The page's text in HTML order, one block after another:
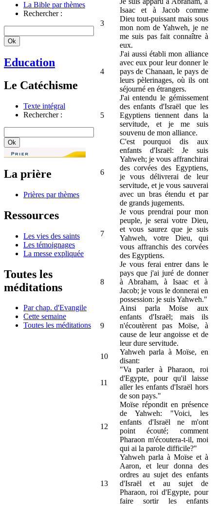
La Bible par thèmes
Rechercher :
Education
Le Catéchisme
Texte intégral
Rechercher :
La prière
Prières par thèmes
Ressources
Les vies des saints
Les témoignages
La messe expliquée
Toutes les
méditations
Par chap. d'Evangile
Cette semaine
Toutes les méditations
3
Isaac et à Jacob comme
Dieu tout-puissant mais sous
mon nom de Yahweh, je ne
me suis pas fait connaître à
eux.
4
J'ai aussi établi mon alliance
avec eux pour leur donner le
pays de Chanaan, le pays de
leurs pèlerinages, où ils ont
séjourné en étrangers.
5
J'ai entendu le gémissement
des enfants d'Israël que les
Egyptiens tiennent dans la
servitude, et je me suis
souvenu de mon alliance.
6
C'est pourquoi dis aux
enfants d'Israël: Je suis
Yahweh; je vous affranchirai
des corvées des Egyptiens,
je vous délivrerai de leur
servitude, et je vous sauverai
avec un bras étendu et par
de grands jugements.
7
Je vous prendrai pour mon
peuple, je serai votre Dieu,
et vous saurez que je suis
Yahweh, votre Dieu, qui
vous affranchis des corvées
des Egyptiens.
8
Je vous ferai entrer dans le
pays que j'ai juré de donner
à Abraham, à Isaac et à
Jacob; je vous le donnerai en
possession: je suis Yahweh."
9
Ainsi parla Moïse aux
enfants d'Israël; mais ils
n'écoutèrent pas Moïse, à
cause de leur angoisse et de
leur dure servitude.
10
Yahweh parla à Moïse, en
disant:
11
"Va parler à Pharaon, roi
d'Egypte, pour qu'il laisse
aller les enfants d'Israël hors
de son pays."
12
Moïse répondit en présence
de Yahweh: "Voici, les
enfants d'Israël ne m'ont
point écouté; comment
Pharaon m'écoutera-t-il, moi
qui ai la parole difficile?"
13
Yahweh parla à Moïse et à
Aaron, et leur donna des
ordres au sujet des enfants
d'Israël et au sujet de
Pharaon, roi d'Egypte, pour
faire sortir les enfants